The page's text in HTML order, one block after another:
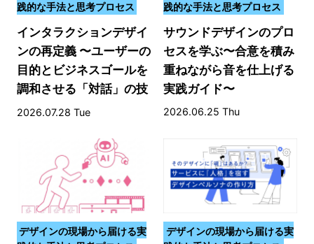
践的な手法と思考プロセス
インタラクションデザイ
ンの再定義 〜ユーザーの
目的とビジネスゴールを
調和させる「対話」の技
術〜
2026.07.28 Tue
践的な手法と思考プロセス
サウンドデザインのプロ
セスを学ぶ〜合意を積み
重ねながら音を仕上げる
実践ガイド〜
2026.06.25 Thu
デザインの現場から届ける実
デザインの現場から届ける実